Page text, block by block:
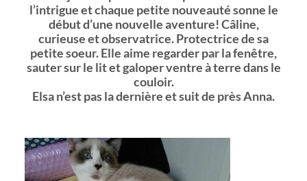
l’intrigue et chaque petite nouveauté sonne le
début d’une nouvelle aventure! Câline,
curieuse et observatrice. Protectrice de sa
petite soeur. Elle aime regarder par la fenêtre,
sauter sur le lit et galoper ventre à terre dans le
couloir.
Elsa n’est pas la dernière et suit de près Anna.